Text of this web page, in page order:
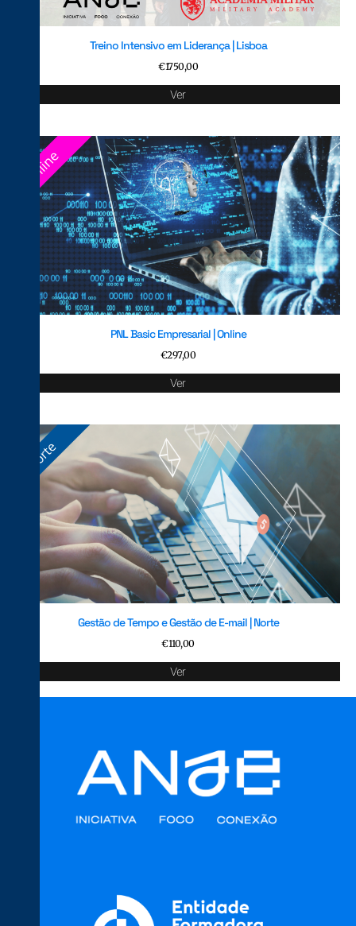
Treino Intensivo em Liderança | Lisboa
€1750,00
Ver
PNL Basic Empresarial | Online
€297,00
Ver
Gestão de Tempo e Gestão de E-mail | Norte
€110,00
Ver